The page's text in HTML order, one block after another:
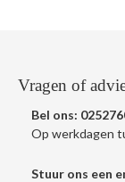
Vragen of
Bel ons:
Op werkdagen
Stuur ons een